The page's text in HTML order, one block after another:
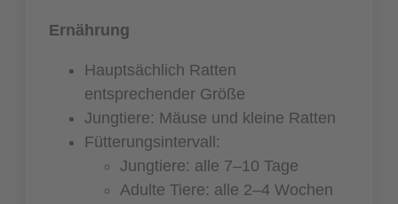
Ernährung
Hauptsächlich Ratten
entsprechender Größe
Jungtiere: Mäuse und kleine Ratten
Fütterungsintervall:
Jungtiere: alle 7–10 Tage
Adulte Tiere: alle 2–4 Wochen